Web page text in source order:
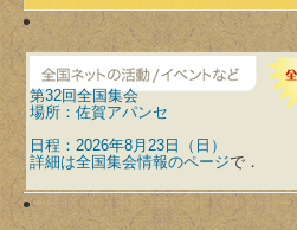
第32回全国集会
場所：佐賀アパンセ
日程：2026年8月23日（日）
詳細は全国集会情報のページで．